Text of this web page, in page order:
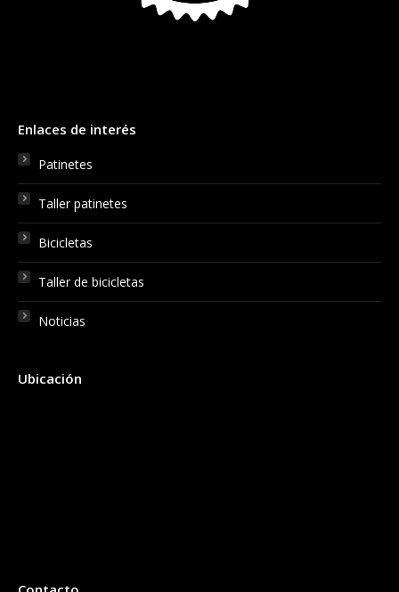
Enlaces de interés
Patinetes
Taller patinetes
Bicicletas
Taller de bicicletas
Noticias
Ubicación